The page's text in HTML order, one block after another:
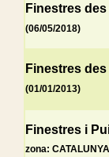
Finestres
(06/05/2018)
Finestres
(01/01/2013)
Finestres i
zona: